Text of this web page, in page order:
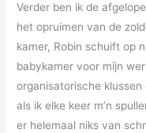
Verder ben ik de
het opruimen van de
kamer, Robin schuift op
babykamer voor mijn
organisatorische
als ik elke keer m’n
er helemaal niks van